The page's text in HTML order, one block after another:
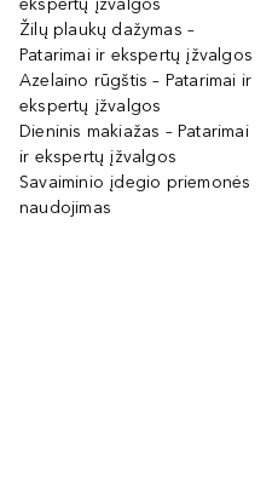
ekspertų įžvalgos
Žilų plaukų dažymas –
Patarimai ir ekspertų įžvalgos
Azelaino rūgštis – Patarimai ir
ekspertų įžvalgos
Dieninis makiažas – Patarimai
ir ekspertų įžvalgos
Savaiminio įdegio priemonės
naudojimas